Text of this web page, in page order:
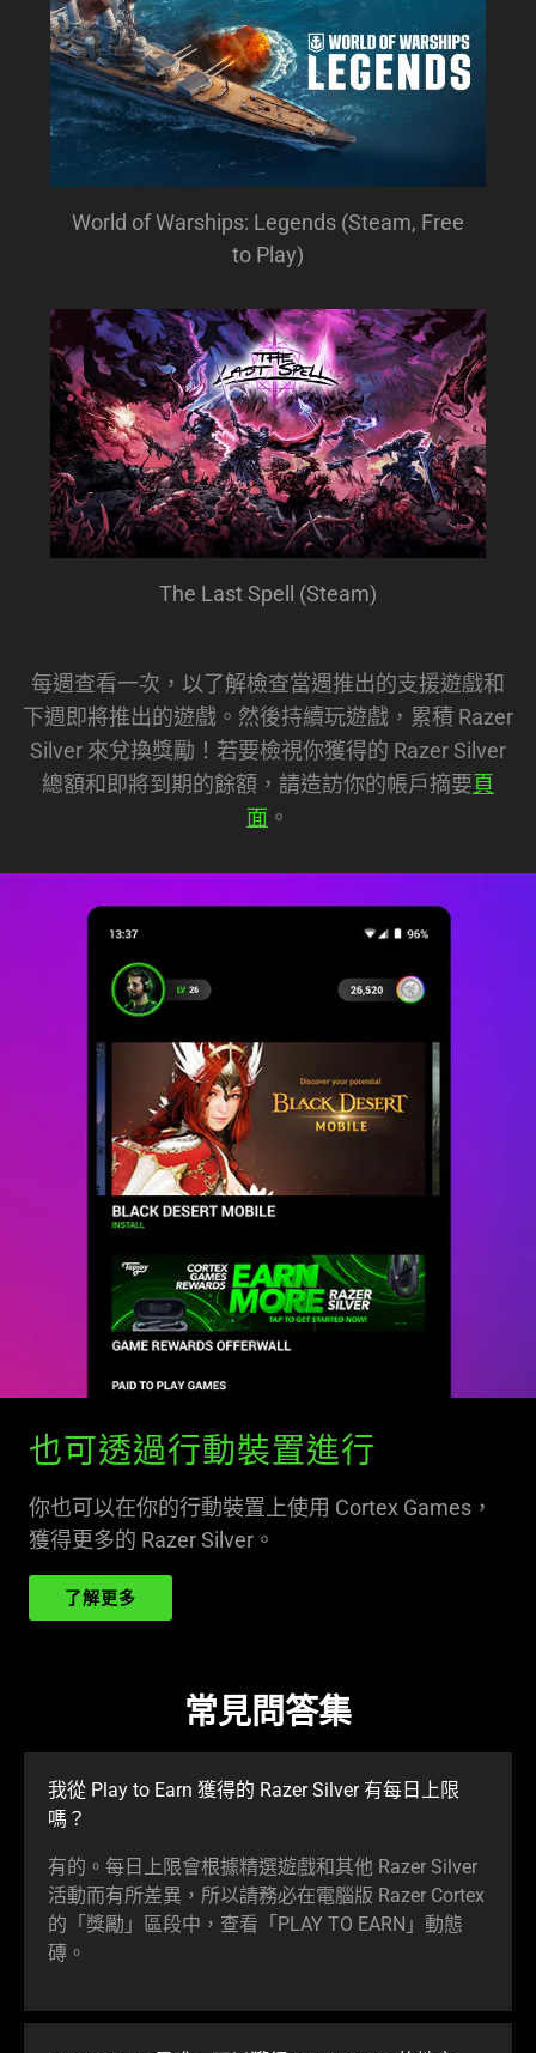
World of Warships: Legends (Steam, Free
to Play)
The Last Spell (Steam)
每週查看一次，以了解檢查當週推出的支援遊戲和
下週即將推出的遊戲。然後持續玩遊戲，累積 Razer
Silver 來兌換獎勵！若要檢視你獲得的 Razer Silver
總額和即將到期的餘額，請造訪你的帳戶摘要頁
面 。
也可透過行動裝置進行
你也可以在你的行動裝置上使用 Cortex Games，
獲得更多的 Razer Silver。
了解更多
常見問答集
我從 Play to Earn 獲得的 Razer Silver 有每日上限
嗎？
有的。每日上限會根據精選遊戲和其他 Razer Silver
活動而有所差異，所以請務必在電腦版 Razer Cortex
的「獎勵」區段中，查看「PLAY TO EARN」動態
磚。